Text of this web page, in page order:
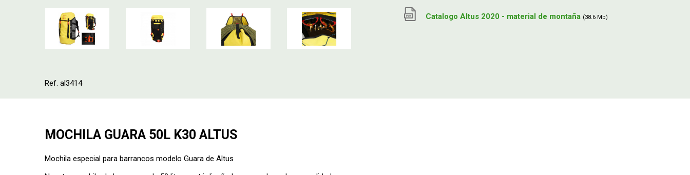
Ref. al3414
Catalogo Altus 2020 - material de montaña (38.6 Mb)
MOCHILA GUARA 50L K30 ALTUS
Mochila especial para barrancos modelo Guara de Altus